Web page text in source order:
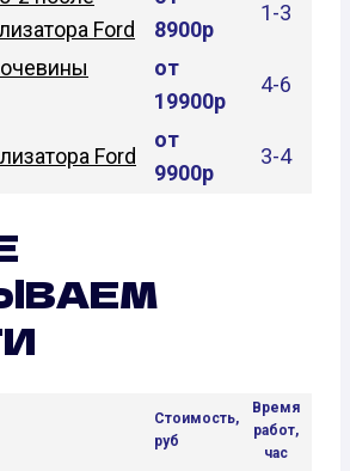
Ford
8900р
1-3
от
19900р
4-6
Ford
от
9900р
3-4
Стоимость,
руб
Время
работ,
час